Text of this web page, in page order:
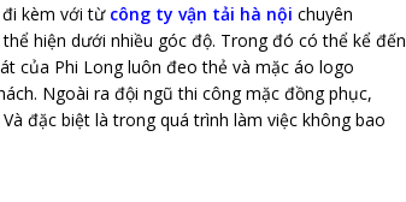
đi kèm với từ công ty vận tải hà nội chuyên
hiện dưới nhiều góc độ. Trong đó có thể kể đến
của Phi Long luôn đeo thẻ và mặc áo logo
Ngoài ra đội ngũ thi công mặc đồng phục,
đặc biệt là trong quá trình làm việc không bao